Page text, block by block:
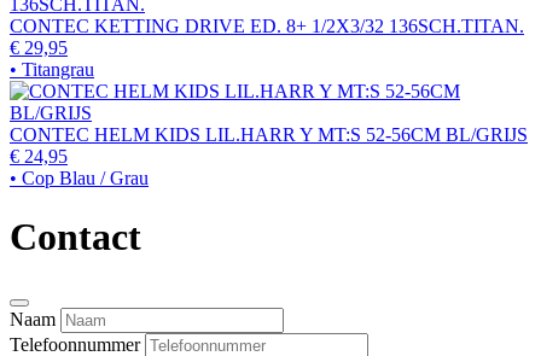
CONTEC KETTING DRIVE ED. 8+ 1/2X3/32 136SCH.TITAN.
€ 29,95
• Titangrau
CONTEC HELM KIDS LIL.HARR Y MT:S 52-56CM BL/GRIJS
€ 24,95
• Cop Blau / Grau
Contact
Naam
Telefoonnummer